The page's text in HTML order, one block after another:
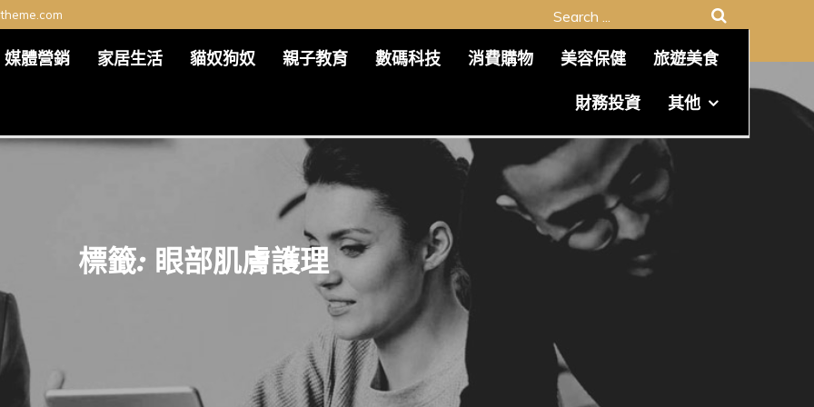
Search
媒體營銷 家居生活 貓奴狗奴 親子教育 數碼科技 消費購物 美容保健 旅遊美食
財務投資 其他
標籤: 眼部肌膚護理